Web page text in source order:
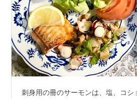
刺身用の冊のサーモンは、塩、コシ